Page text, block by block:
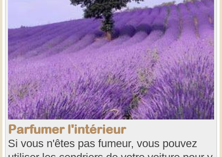
Parfumer l'intérieur
Si vous n'êtes pas fumeur, vous pouvez